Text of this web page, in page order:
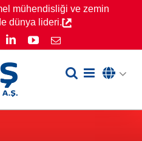
mühendisliği ve zemin
dünya lideri.
LinkedInYouTube
Email